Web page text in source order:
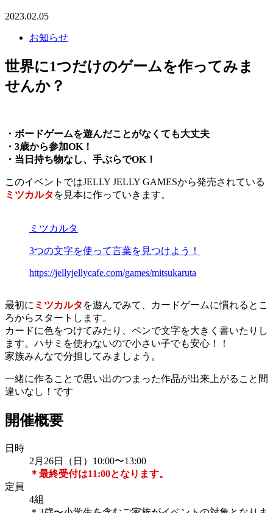
2023.02.05
お知らせ
世界に1つだけのゲームを作ってみま
せんか？
・ボードゲームを遊んだことがなくても大丈夫
・3歳から参加OK！
・当日持ち物なし、手ぶらでOK！
このイベントではJELLY JELLY GAMESから発売されている
ミツカルタ を見本に作っていきます。
ミツカルタ
3つの文字を使って言葉を見つけよう！
https://jellyjellycafe.com/games/mitsukaruta
最初に ミツカルタ を遊んでみて、カードゲームに慣れるとこ
ろからスタートします。
カードに色をつけてみたり、ペンで文字を大きく書いたりし
ます。ハサミを使わないので小さい子でも安心！！
家族みんなで分担してみましょう。
一緒に作ることで思い出のつまった作品が出来上がること間
違いなし！です
開催概要
日時
2月26日（日）10:00〜13:00
＊最終受付は11:00となります。
定員
4組